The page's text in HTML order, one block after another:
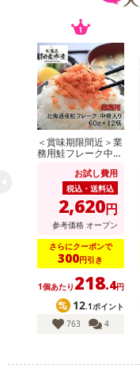
＜賞味期限間近＞業
務用鮭フレーク中骨
お試し費用
税込・送料込
2,620円
参考価格 オープン
さらにクーポンで
300円引き
1個あたり 218.4円
12.1ポイント
763
4